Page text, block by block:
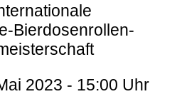
Bierdosenrollen-
2023 - 15:00 Uhr